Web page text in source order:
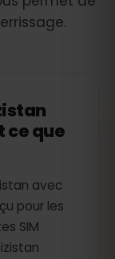
ce que
avec
pour les
SIM